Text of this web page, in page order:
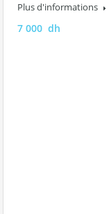
Plus d'informations
7 000 dh